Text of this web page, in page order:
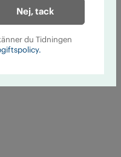
Nej, tack
du Tidningen